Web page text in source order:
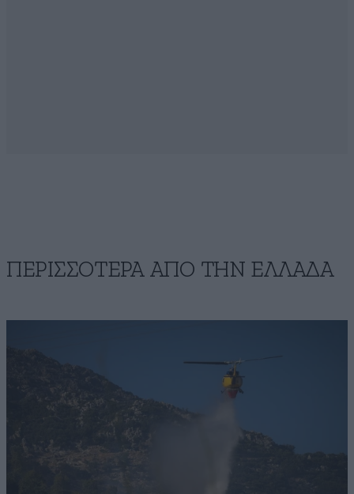
ΠΕΡΙΣΣΟΤΕΡΑ ΑΠΟ ΤΗΝ ΕΛΛΑΔΑ